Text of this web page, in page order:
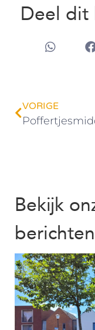
Deel dit
VORIGE
Bekijk
berichten